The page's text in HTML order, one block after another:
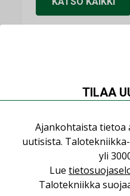
NIMITYKSET
Refair
Granlund Oy
TILAA
Ajankohtaista tietoa
uutisista.
yli
Lue
Talotekniikka